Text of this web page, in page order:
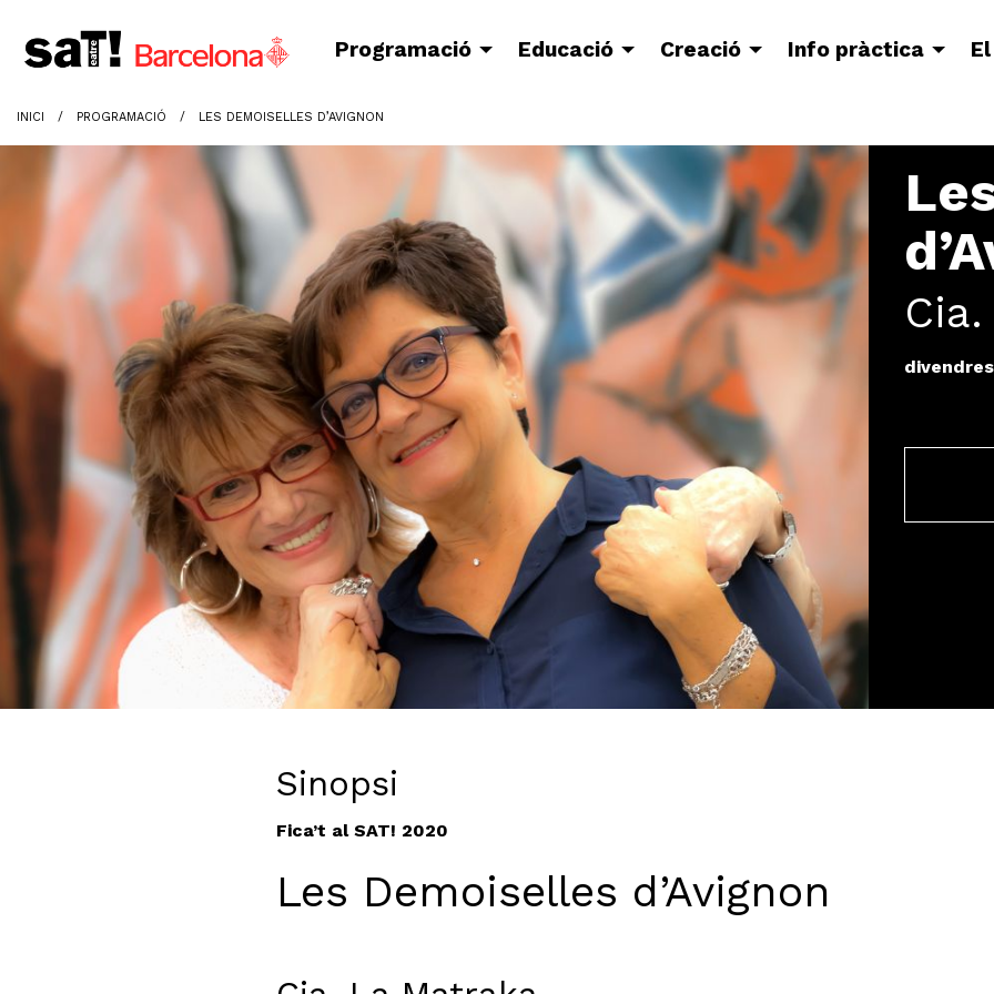
Programació Educació Creació Info pràctica
INICI PROGRAMACIÓ LES DEMOISELLES D’AVIGNON
Sinopsi
Fica’t al SAT! 2020
Les Demoiselles d’Avignon